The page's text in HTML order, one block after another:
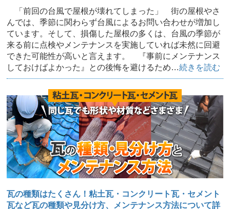
「前回の台風で屋根が壊れてしまった」 街の屋根やさ
んでは、季節に関わらず台風によるお問い合わせが増加し
ています。そして、損傷した屋根の多くは、台風の季節が
来る前に点検やメンテナンスを実施していれば未然に回避
できた可能性が高いと言えます。 『事前にメンテナンス
しておけばよかった』との後悔を避けるため…続きを読む
瓦の種類はたくさん！粘土瓦・コンクリート瓦・セメント
瓦など瓦の種類や見分け方、メンテナンス方法について詳